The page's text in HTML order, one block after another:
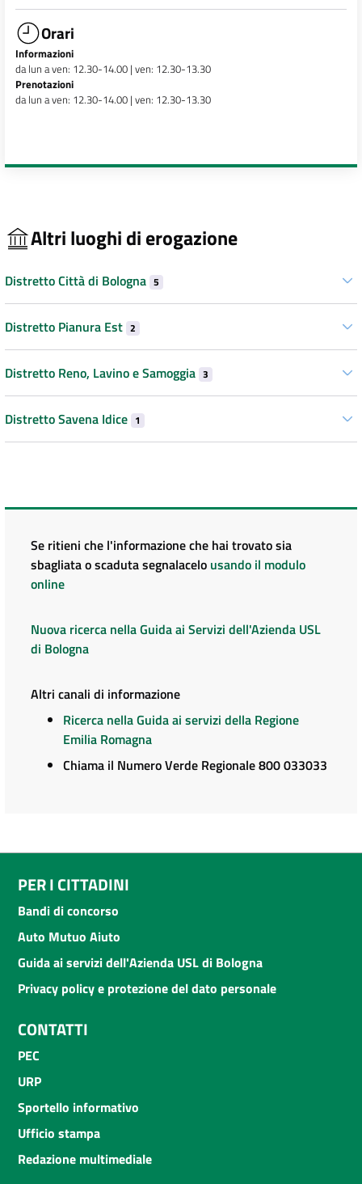
Orari
Informazioni
da lun a ven: 12.30-14.00 | ven: 12.30-13.30
Prenotazioni
da lun a ven: 12.30-14.00 | ven: 12.30-13.30
Altri luoghi di erogazione
Distretto Città di Bologna 5
Distretto Pianura Est 2
Distretto Reno, Lavino e Samoggia 3
Distretto Savena Idice 1
Se ritieni che l'informazione che hai trovato sia
sbagliata o scaduta segnalacelo usando il modulo
online
Nuova ricerca nella Guida ai Servizi dell'Azienda USL
di Bologna
Altri canali di informazione
Ricerca nella Guida ai servizi della Regione
Emilia Romagna
Chiama il Numero Verde Regionale 800 033033
PER I CITTADINI
Bandi di concorso
Auto Mutuo Aiuto
Guida ai servizi dell'Azienda USL di Bologna
Privacy policy e protezione del dato personale
CONTATTI
PEC
URP
Sportello informativo
Ufficio stampa
Redazione multimediale